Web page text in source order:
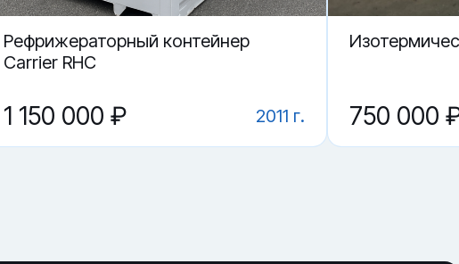
Рефрижераторный контейнер
Carrier RHC
1 150 000 ₽ 2011 г. 750 000